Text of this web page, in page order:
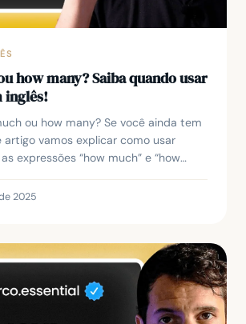
how many? Saiba quando usar
inglês!
ou how many? Se você ainda tem
artigo vamos explicar como usar
expressões “how much” e “how
2025